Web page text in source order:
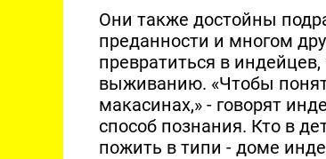
Они также достойны
преданности и многом
превратиться в
выживанию. «Чтобы
макасинах,» - говорят
способ познания. Кто в
пожить в типи - доме